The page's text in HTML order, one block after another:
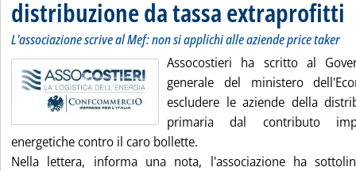
distribuzione da tassa extraprofitti
L'associazione scrive al Mef: non si applichi alle aziende price taker
Assocostieri ha scritto al
generale del ministero
escludere le aziende della
primaria dal contributo
energetiche contro il caro bollette.
Nella lettera, informa una nota, l'associazione ha